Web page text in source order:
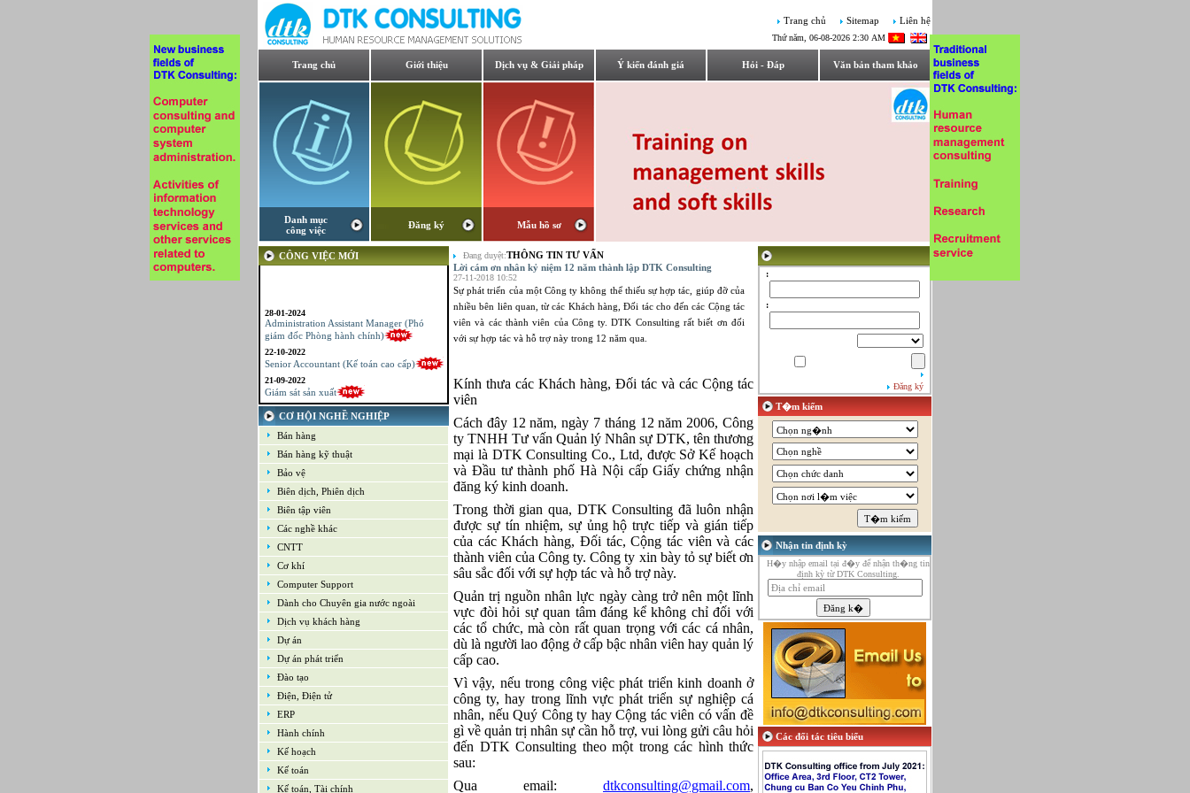
Trang chủ Sitemap Liên hệ
Thứ năm, 06-08-2026 2:30 AM
Trang chủ Giới thiệu Dịch vụ & Giải pháp
Danh mục
công việc
Đăng ký Mẫu hồ sơ
Ý kiến đánh giá Hỏi - Đáp Văn bản tham khảo
CÔNG VIỆC MỚI
Administration Assistant Manager (Phó
giám đốc Phòng hành chính)
Senior Accountant (Kế toán cao cấp)
Giám sát sản xuất
21-09-2022
Kế toán tổng hợp – Thuế
16-09-2022
Nhân viên cao cấp NPD - Phát triển sản
phẩm mới
16-09-2022
Giám sát Mua hàng
16-09-2022
Chuyên viên CNTT /Bộ phận Hỗ trợ & Hệ
thống
16-09-2022
Trưởng bộ phận Kho
CƠ HỘI NGHỀ NGHIỆP
Bán hàng
Bán hàng kỹ thuật
Bảo vệ
Biên dịch, Phiên dịch
Biên tập viên
Các nghề khác
CNTT
Cơ khí
Computer Support
Dành cho Chuyên gia nước ngoài
Dịch vụ khách hàng
Dự án
Dự án phát triển
Đào tạo
Điện, Điện tử
ERP
Hành chính
Kế hoạch
Kế toán
Kế toán, Tài chính
Đang duyệt:THÔNG TIN TƯ VẤN
Lời cám ơn nhân kỷ niệm 12 năm thành lập DTK Consulting
27-11-2018 10:52
Sự phát triển của một Công ty không thể thiếu sự hợp tác, giúp đỡ của
nhiều bên liên quan, từ các Khách hàng, Đối tác cho đến các Cộng tác
viên và các thành viên của Công ty. DTK Consulting rất biết ơn đối
với sự hợp tác và hỗ trợ này trong 12 năm qua.
Kính thưa các Khách hàng, Đối tác và các Cộng tác
viên
Cách đây 1 2 năm, ngày 7 tháng 12 năm 2006, Công
ty TNHH Tư vấn Quản lý Nhân sự DTK, tên thương
mại là DTK Consulting Co., Ltd, được Sở Kế hoạch
và Đầu tư thành phố Hà Nội cấp Giấy chứng nhận
đăng ký kinh doanh.
Trong thời gian qua, DTK Consulting đãluôn nhận
được sự tín nhiệm, sự ủng hộ trực tiếp và gián tiếp
của cácKhách hàng, Đối tác,Cộng tác viên và các
thành viên của Công ty. Công ty xin bày tỏ sự biết ơn
sâu sắc đối với sự hợp tác và hỗ trợ này.
Quản trị nguồn nhân lực ngày càng trở nên một lĩnh
vực đòi hỏi sự quan tâm đáng kể không chỉ đối với
các tổ chức, mà còn rất quan trọng với các cá nhân,
dù là người lao động ở cấp bậc nhân viên hay quản lý
cấp cao.
Vì vậy, nếu trong công việc phát triển kinh doanh ở
công ty, hay trong lĩnh vực phát triển sự nghiệp cá
nhân, nếu Quý Công ty hay Cộng tác viên có vấn đề
gì về quản trị nhân sự cần hỗ trợ, vui lòng gửi câu hỏi
đến DTK Consulting theo một trong các hình thức
sau:
Qua email: dtkconsulting@gmail.com,
:
:
Đăng ký
T�m kiếm
Nhận tin định kỳ
H�y nhập email tại đ�y để nhận th�ng tin
định kỳ từ DTK Consulting.
Các đối tác tiêu biểu